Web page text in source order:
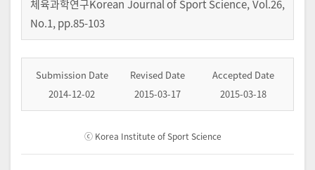
체육과학연구Korean Journal of Sport Science,Vol.26,
No.1,pp.85-103
Submission Date
2014-12-02
Revised Date
2015-03-17
Accepted Date
2015-03-18
ⓒ Korea Institute of Sport Science